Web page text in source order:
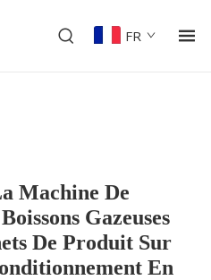
FR
Machine De
Gazeuses
De Produit Sur
En